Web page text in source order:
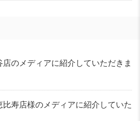
のメディアに紹介していただきま
比寿店様のメディアに紹介していた